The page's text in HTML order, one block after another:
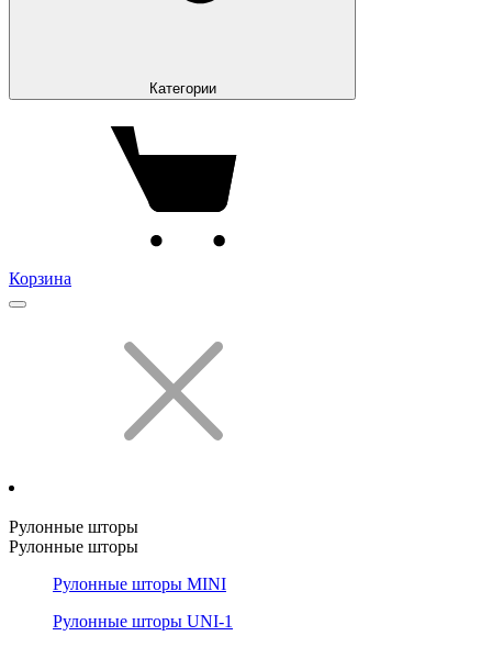
Категории
Корзина
Рулонные шторы
Рулонные шторы
Рулонные шторы MINI
Рулонные шторы UNI-1